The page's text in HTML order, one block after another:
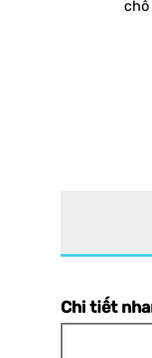
chỗ
Chi tiết